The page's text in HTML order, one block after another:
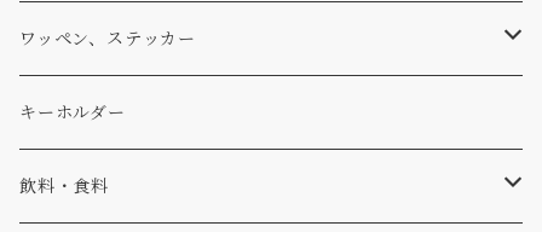
アウター
コラボ
食品
コーヒー
焚き火
小物
ステッカー
小物
バイク
Tシャツ
キャップ、ニット
バッグ
ワッペン、ステッカー
ワッペン
ステッカー
キーホルダー
飲料・食料